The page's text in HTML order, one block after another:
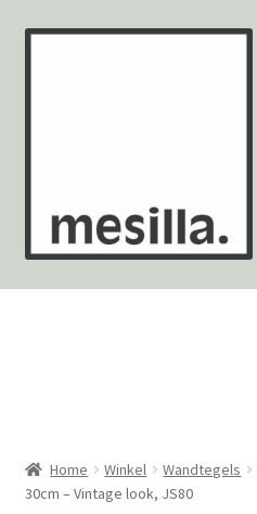
Ga
Ga
Wandtegels
Mozaïekvellen
Home Winkel Wandtegels
30cm – Vintage look, JS80